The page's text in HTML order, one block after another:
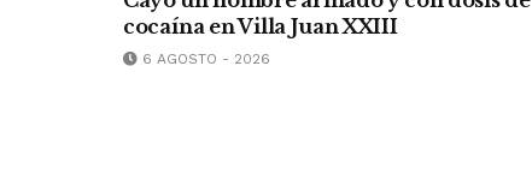
cocaína en Villa Juan XXIII
6 AGOSTO - 2026